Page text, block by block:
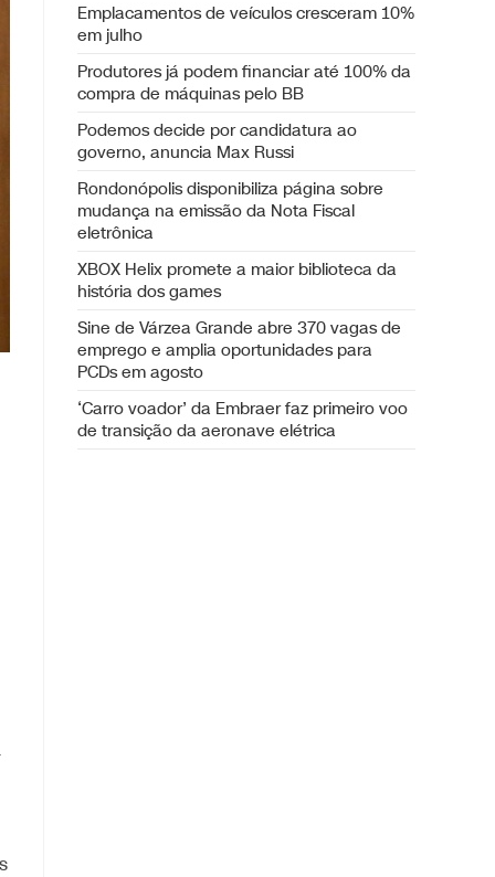
Emplacamentos de veículos cresceram 10%
em julho
Produtores já podem financiar até 100% da
compra de máquinas pelo BB
Podemos decide por candidatura ao
governo, anuncia Max Russi
Rondonópolis disponibiliza página sobre
mudança na emissão da Nota Fiscal
eletrônica
XBOX Helix promete a maior biblioteca da
história dos games
Sine de Várzea Grande abre 370 vagas de
emprego e amplia oportunidades para
PCDs em agosto
‘Carro voador’ da Embraer faz primeiro voo
de transição da aeronave elétrica